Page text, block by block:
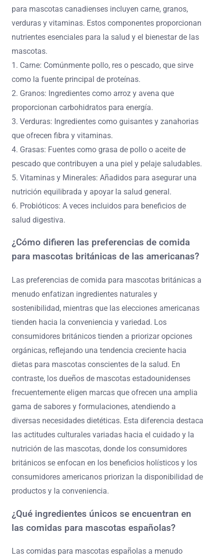
para mascotas canadienses incluyen carne, granos,
verduras y vitaminas. Estos componentes proporcionan
nutrientes esenciales para la salud y el bienestar de las
mascotas.
1. Carne: Comúnmente pollo, res o pescado, que sirve
como la fuente principal de proteínas.
2. Granos: Ingredientes como arroz y avena que
proporcionan carbohidratos para energía.
3. Verduras: Ingredientes como guisantes y zanahorias
que ofrecen fibra y vitaminas.
4. Grasas: Fuentes como grasa de pollo o aceite de
pescado que contribuyen a una piel y pelaje saludables.
5. Vitaminas y Minerales: Añadidos para asegurar una
nutrición equilibrada y apoyar la salud general.
6. Probióticos: A veces incluidos para beneficios de
salud digestiva.
¿Cómo difieren las preferencias de comida
para mascotas británicas de las americanas?
Las preferencias de comida para mascotas británicas a
menudo enfatizan ingredientes naturales y
sostenibilidad, mientras que las elecciones americanas
tienden hacia la conveniencia y variedad. Los
consumidores británicos tienden a priorizar opciones
orgánicas, reflejando una tendencia creciente hacia
dietas para mascotas conscientes de la salud. En
contraste, los dueños de mascotas estadounidenses
frecuentemente eligen marcas que ofrecen una amplia
gama de sabores y formulaciones, atendiendo a
diversas necesidades dietéticas. Esta diferencia destaca
las actitudes culturales variadas hacia el cuidado y la
nutrición de las mascotas, donde los consumidores
británicos se enfocan en los beneficios holísticos y los
consumidores americanos priorizan la disponibilidad de
productos y la conveniencia.
¿Qué ingredientes únicos se encuentran en
las comidas para mascotas españolas?
Las comidas para mascotas españolas a menudo